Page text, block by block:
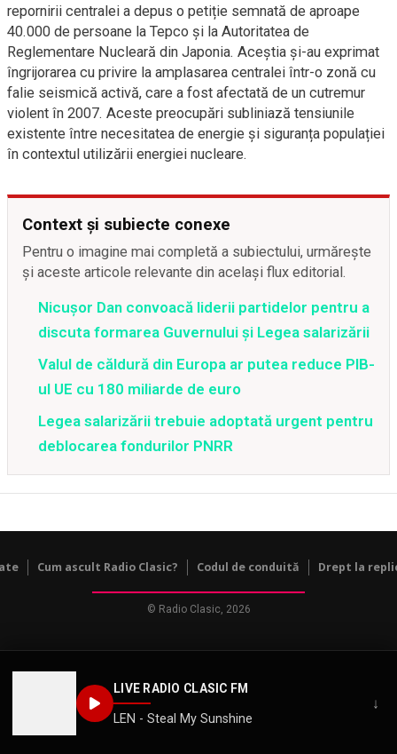
LIVE RADIO CLASIC FM
LEN - Steal My Sunshine
↓
repornirii centralei a depus o petiție semnată de aproape
40.000 de persoane la Tepco și la Autoritatea de
Reglementare Nucleară din Japonia. Aceștia și-au exprimat
îngrijorarea cu privire la amplasarea centralei într-o zonă cu
falie seismică activă, care a fost afectată de un cutremur
violent în 2007. Aceste preocupări subliniază tensiunile
existente între necesitatea de energie și siguranța populației
în contextul utilizării energiei nucleare.
Context și subiecte conexe
Pentru o imagine mai completă a subiectului, urmărește
și aceste articole relevante din același flux editorial.
Nicușor Dan convoacă liderii partidelor pentru a
discuta formarea Guvernului și Legea salarizării
Valul de căldură din Europa ar putea reduce PIB-
ul UE cu 180 miliarde de euro
Legea salarizării trebuie adoptată urgent pentru
deblocarea fondurilor PNRR
Cum ascult Radio Clasic? Codul de conduită Drept la
© Radio Clasic, 2026